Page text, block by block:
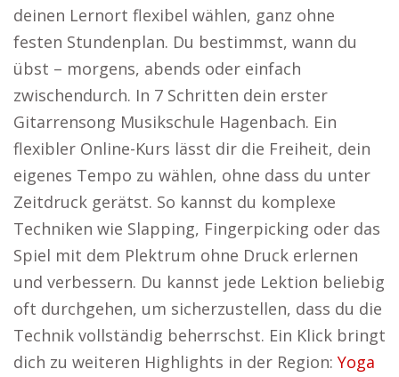
deinen Lernort flexibel wählen, ganz ohne
festen Stundenplan. Du bestimmst, wann du
übst – morgens, abends oder einfach
zwischendurch. In 7 Schritten dein erster
Gitarrensong Musikschule Hagenbach. Ein
flexibler Online-Kurs lässt dir die Freiheit, dein
eigenes Tempo zu wählen, ohne dass du unter
Zeitdruck gerätst. So kannst du komplexe
Techniken wie Slapping, Fingerpicking oder das
Spiel mit dem Plektrum ohne Druck erlernen
und verbessern. Du kannst jede Lektion beliebig
oft durchgehen, um sicherzustellen, dass du die
Technik vollständig beherrschst. Ein Klick bringt
dich zu weiteren Highlights in der Region: Yoga